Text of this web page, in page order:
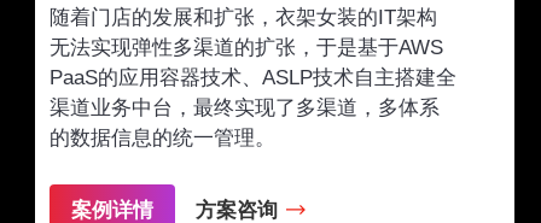
随着门店的发展和扩张，衣架女装的IT架构
无法实现弹性多渠道的扩张，于是基于AWS
PaaS的应用容器技术、ASLP技术自主搭建全
渠道业务中台，最终实现了多渠道，多体系
的数据信息的统一管理。
案例详情 方案咨询